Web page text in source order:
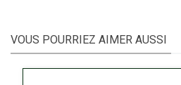
VOUS POURRIEZ AIMER AUSSI